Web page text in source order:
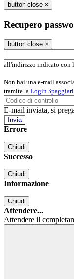
button close ×
Recupero
button close ×
all'indirizzo indicato con
Non hai una e-mail
tramite la Login Spaggiari
E-mail inviata, si
Errore
Chiudi
Successo
Chiudi
Informazione
Chiudi
Attendere...
Attendere il